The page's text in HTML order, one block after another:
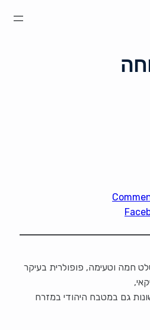
חמה וטעימה, פופולרית בעיקר
גם במטבח היהודי במזרח